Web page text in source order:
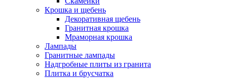
Крошка и щебень
Декоративная щебень
Гранитная крошка
Мраморная крошка
Лампады
Гранитные лампады
Надгробные плиты из гранита
Плитка и брусчатка